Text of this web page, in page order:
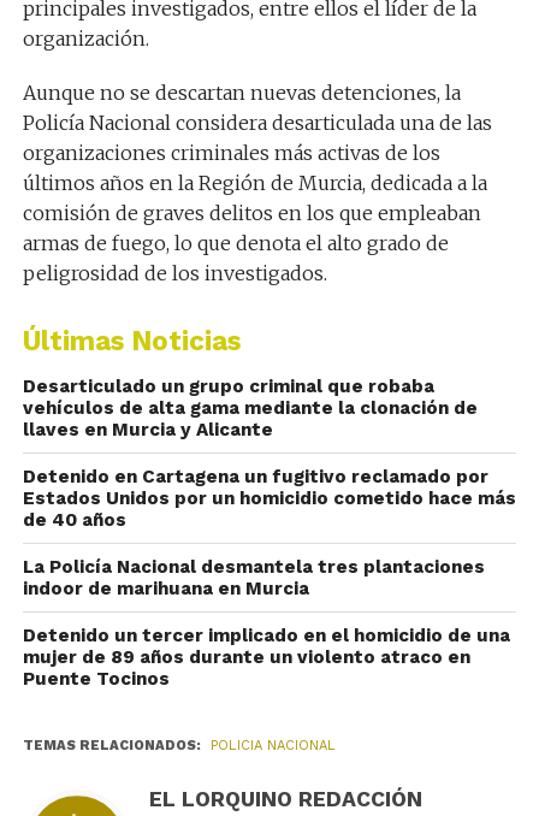
principales investigados, entre ellos el líder de la
organización.
Aunque no se descartan nuevas detenciones, la
Policía Nacional considera desarticulada una de las
organizaciones criminales más activas de los
últimos años en la Región de Murcia, dedicada a la
comisión de graves delitos en los que empleaban
armas de fuego, lo que denota el alto grado de
peligrosidad de los investigados.
Últimas Noticias
Desarticulado un grupo criminal que robaba
vehículos de alta gama mediante la clonación de
llaves en Murcia y Alicante
Detenido en Cartagena un fugitivo reclamado por
Estados Unidos por un homicidio cometido hace más
de 40 años
La Policía Nacional desmantela tres plantaciones
indoor de marihuana en Murcia
Detenido un tercer implicado en el homicidio de una
mujer de 89 años durante un violento atraco en
Puente Tocinos
TEMAS RELACIONADOS: POLICIA NACIONAL
EL LORQUINO REDACCIÓN